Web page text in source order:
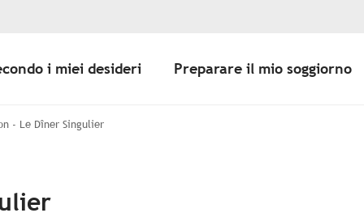
i miei desideri Preparare il mio soggiorno
- Le Dîner Singulier